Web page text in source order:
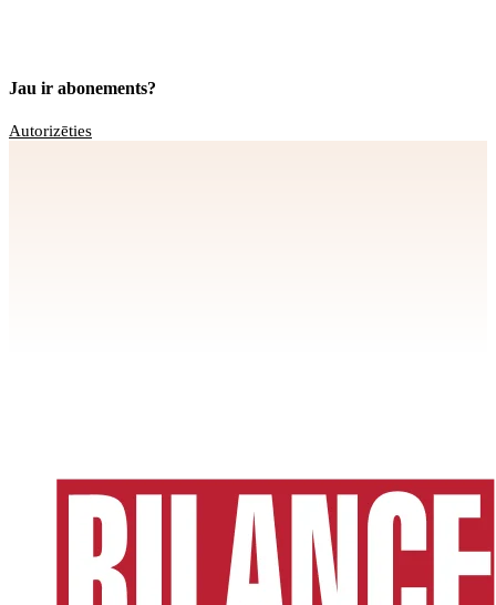
Jau ir abonements?
Autorizēties